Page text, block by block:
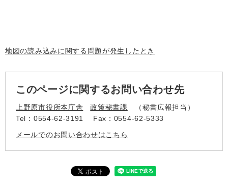
地図の読み込みに関する問題が発生したとき
このページに関するお問い合わせ先
上野原市役所本庁舎 政策秘書課
秘書広報担当
Tel：0554-62-3191
Fax：0554-62-5333
メールでのお問い合わせはこちら